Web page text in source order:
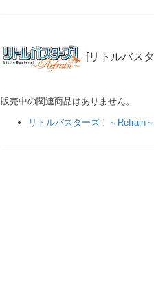
[リトルバス
販売中の関連商品はありません。
リトルバスターズ！～Refrain～